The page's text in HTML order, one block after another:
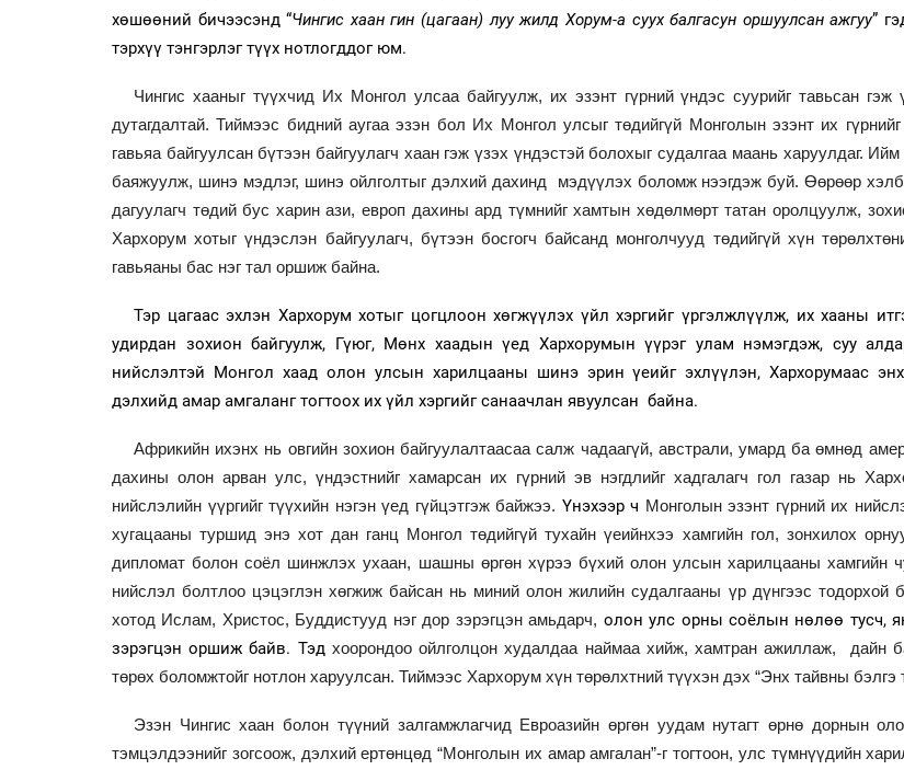
хөшөөний бичээсэнд “Чингис хаан гин (цагаан) луу жилд Хорум-а суух балгасун оршуулсан ажгуу”
тэрхүү тэнгэрлэг түүх нотлогддог юм.
Чингис хааныг түүхчид Их Монгол улсаа байгуулж, их эзэнт гүрний үндэс суурийг тавьсан
дутагдалтай. Тиймээс бидний аугаа эзэн бол Их Монгол улсыг төдийгүй Монголын эзэнт их
гавьяа байгуулсан бүтээн байгуулагч хаан гэж үзэх үндэстэй болохыг судалгаа маань харуулдаг.
баяжуулж, шинэ мэдлэг, шинэ ойлголтыг дэлхий дахинд мэдүүлэх боломж нээгдэж буй. Өөрөөр
дагуулагч төдий бус харин ази, европ дахины ард түмнийг хамтын хөдөлмөрт татан оролцуулж,
Хархорум хотыг үндэслэн байгуулагч, бүтээн босгогч байсанд монголчууд төдийгүй хүн
гавьяаны бас нэг тал оршиж байна.
Тэр цагаас эхлэн Хархорум хотыг цогцлоон хөгжүүлэх үйл хэргийг үргэлжлүүлж, их хааны
удирдан зохион байгуулж, Гүюг, Мөнх хаадын үед Хархорумын үүрэг улам нэмэгдэж, суу
нийслэлтэй Монгол хаад олон улсын харилцааны шинэ эрин үеийг эхлүүлэн, Хархорумаас
дэлхийд амар амгаланг тогтоох их үйл хэргийг санаачлан явуулсан байна.
Африкийн ихэнх нь овгийн зохион байгуулалтаасаа салж чадаагүй, австрали, умард ба өмнөд
дахины олон арван улс, үндэстнийг хамарсан их гүрний эв нэгдлийг хадгалагч гол газар нь
нийслэлийн үүргийг түүхийн нэгэн үед гүйцэтгэж байжээ. Үнэхээр ч Монголын эзэнт гүрний их
хугацааны туршид энэ хот дан ганц Монгол төдийгүй тухайн үеийнхээ хамгийн гол, зонхилох
дипломат болон соёл шинжлэх ухаан, шашны өргөн хүрээ бүхий олон улсын харилцааны хамгийн
нийслэл болтлоо цэцэглэн хөгжиж байсан нь миний олон жилийн судалгааны үр дүнгээс
хотод Ислам, Христос, Буддистууд нэг дор зэрэгцэн амьдарч, олон улс орны соёлын нөлөө тусч,
зэрэгцэн оршиж байв. Тэд хоорондоо ойлголцон худалдаа наймаа хийж, хамтран ажиллаж, дайн
төрөх боломжтойг нотлон харуулсан. Тиймээс Хархорум хүн төрөлхтний түүхэн дэх “Энх тайвны
Эзэн Чингис хаан болон түүний залгамжлагчид Евроазийн өргөн уудам нутагт өрнө дорнын
тэмцэлдээнийг зогсоож, дэлхий ертөнцөд “Монголын их амар амгалан”-г тогтоон, улс түмнүүдийн